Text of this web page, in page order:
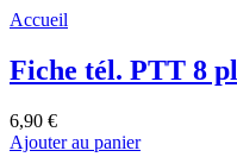
Accueil
Fiche tél. PTT 8
6,90 €
Ajouter au panier